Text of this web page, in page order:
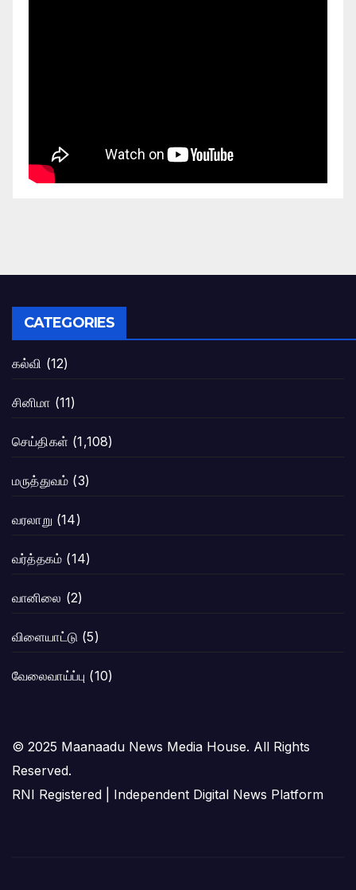
CATEGORIES
கல்வி (12)
சினிமா (11)
செய்திகள் (1,108)
மருத்துவம் (3)
வரலாறு (14)
வர்த்தகம் (14)
வானிலை (2)
விளையாட்டு (5)
வேலைவாய்ப்பு (10)
© 2025 Maanaadu News Media House. All Rights
Reserved.
RNI Registered | Independent Digital News Platform